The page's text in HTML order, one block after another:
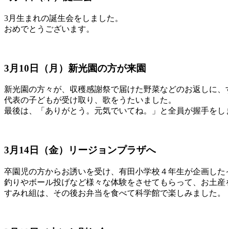
3月生まれの誕生会をしました。
おめでとうございます。
3月10日（月）新光園の方が来園
新光園の方々が、収穫感謝祭で届けた野菜などのお返しに
代表の子どもが受け取り、歌をうたいました。
最後は、「ありがとう。元気でいてね。」と全員が握手をし
3月14日（金）リージョンプラザへ
卒園児の方からお誘いを受け、有田小学校４年生が企画した
釣りやボール投げなど様々な体験をさせてもらって、お土産
すみれ組は、その後お弁当を食べて科学館で楽しみました。